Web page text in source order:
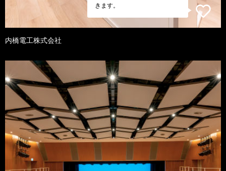
きます。
内橋電工株式会社